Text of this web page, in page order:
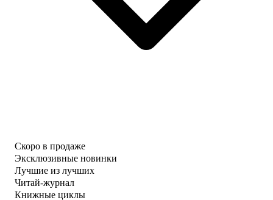
Скоро в продаже
Эксклюзивные новинки
Лучшие из лучших
Читай-журнал
Книжные циклы